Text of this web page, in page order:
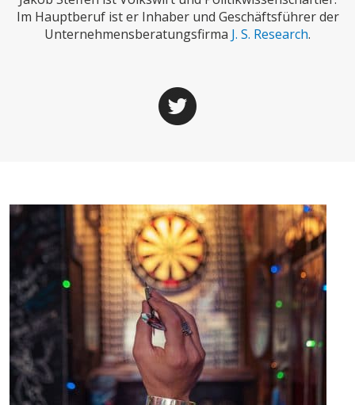
SUCHE
ECONOMISTS FOR FUTURE
DEUTSCHLAND
Im Hauptberuf ist er Inhaber und Geschäftsführer der
Unternehmensberatungsfirma J. S. Research.